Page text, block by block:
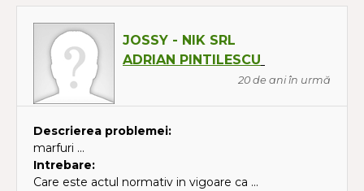
JOSSY - NIK SRL
ADRIAN PINTILESCU
20 de ani în urmă
Descrierea problemei:
marfuri ...
Intrebare:
Care este actul normativ in vigoare ca ...